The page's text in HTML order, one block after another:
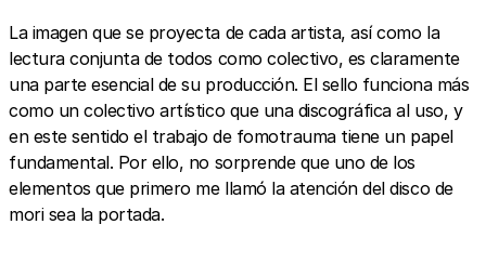
La imagen que se proyecta de cada artista, así como la
lectura conjunta de todos como colectivo, es claramente
una parte esencial de su producción. El sello funciona más
como un colectivo artístico que una discográfica al uso, y
en este sentido el trabajo de fomotrauma tiene un papel
fundamental. Por ello, no sorprende que uno de los
elementos que primero me llamó la atención del disco de
mori sea la portada.